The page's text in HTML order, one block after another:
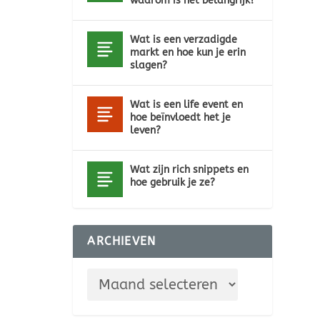
Wat is een verzadigde
markt en hoe kun je erin
slagen?
Wat is een life event en
hoe beïnvloedt het je
leven?
Wat zijn rich snippets en
hoe gebruik je ze?
ARCHIEVEN